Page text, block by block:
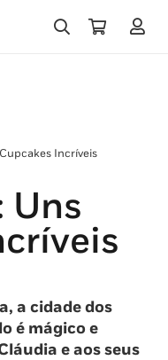
Incríveis
Uns
a cidade dos
é mágico e
e aos seus